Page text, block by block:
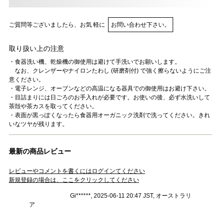
ご質問等ございましたら、お気 軽に お問い合わせ下さい。
取り扱い上の注意
・食器洗い機、乾燥機の御使用は避けて手洗いでお願いします。
なお、クレンザーやナイロンたわし (研磨剤付) で強く擦らないようにご注
意ください。
・電子レンジ、オーブンなどの高温になる器具での御使用はお避け下さい。
・目詰まりには日ごろのお手入れが必要です。お使いの後、必ず水洗いして
茶殻や茶カスを取ってください。
・表面が黒っぽくなったら食器用オーガニック洗剤で洗ってください。きれ
いなツヤが残ります。
最新の商品レビュー
レビューやコメントを書くにはログインてください
新規登録の場合は、ここをクリックしてください
Gi******, 2025-06-11 20:47 JST, オーストラリ
ア